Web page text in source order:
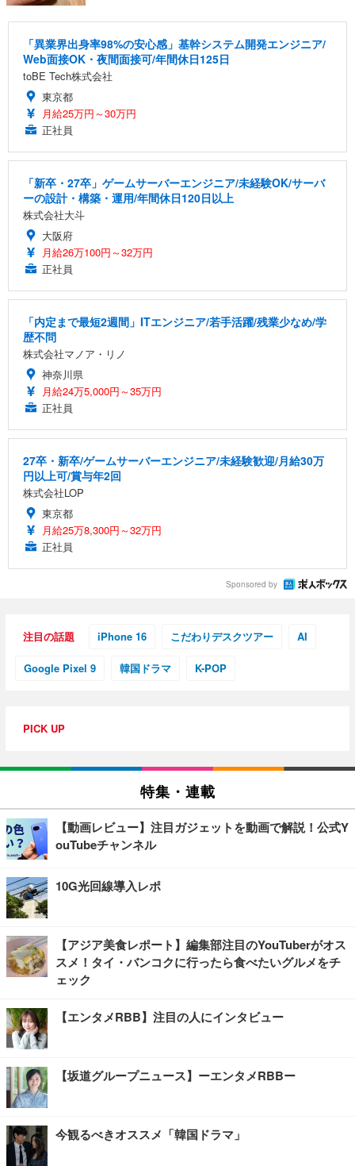
「異業界出身率98%の安心感」基幹システム開発エンジニア/
Web面接OK・夜間面接可/年間休日125日
toBE Tech株式会社
東京都
月給25万円～30万円
正社員
「新卒・27卒」ゲームサーバーエンジニア/未経験OK/サーバ
ーの設計・構築・運用/年間休日120日以上
株式会社大斗
大阪府
月給26万100円～32万円
正社員
「内定まで最短2週間」ITエンジニア/若手活躍/残業少なめ/学
歴不問
株式会社マノア・リノ
神奈川県
月給24万5,000円～35万円
正社員
27卒・新卒/ゲームサーバーエンジニア/未経験歓迎/月給30万
円以上可/賞与年2回
株式会社LOP
東京都
月給25万8,300円～32万円
正社員
Sponsored by
注目の話題 iPhone 16 こだわりデスクツアー AI
Google Pixel 9 韓国ドラマ K-POP
PICK UP
特集・連載
【動画レビュー】注目ガジェットを動画で解説！公式Y
ouTubeチャンネル
10G光回線導入レポ
【アジア美食レポート】編集部注目のYouTuberがオス
スメ！タイ・バンコクに行ったら食べたいグルメをチ
ェック
【エンタメRBB】注目の人にインタビュー
【坂道グループニュース】ーエンタメRBBー
今観るべきオススメ「韓国ドラマ」